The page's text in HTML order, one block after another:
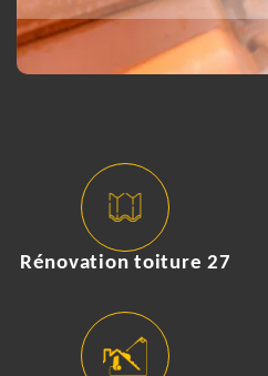
Rénovation toiture 27